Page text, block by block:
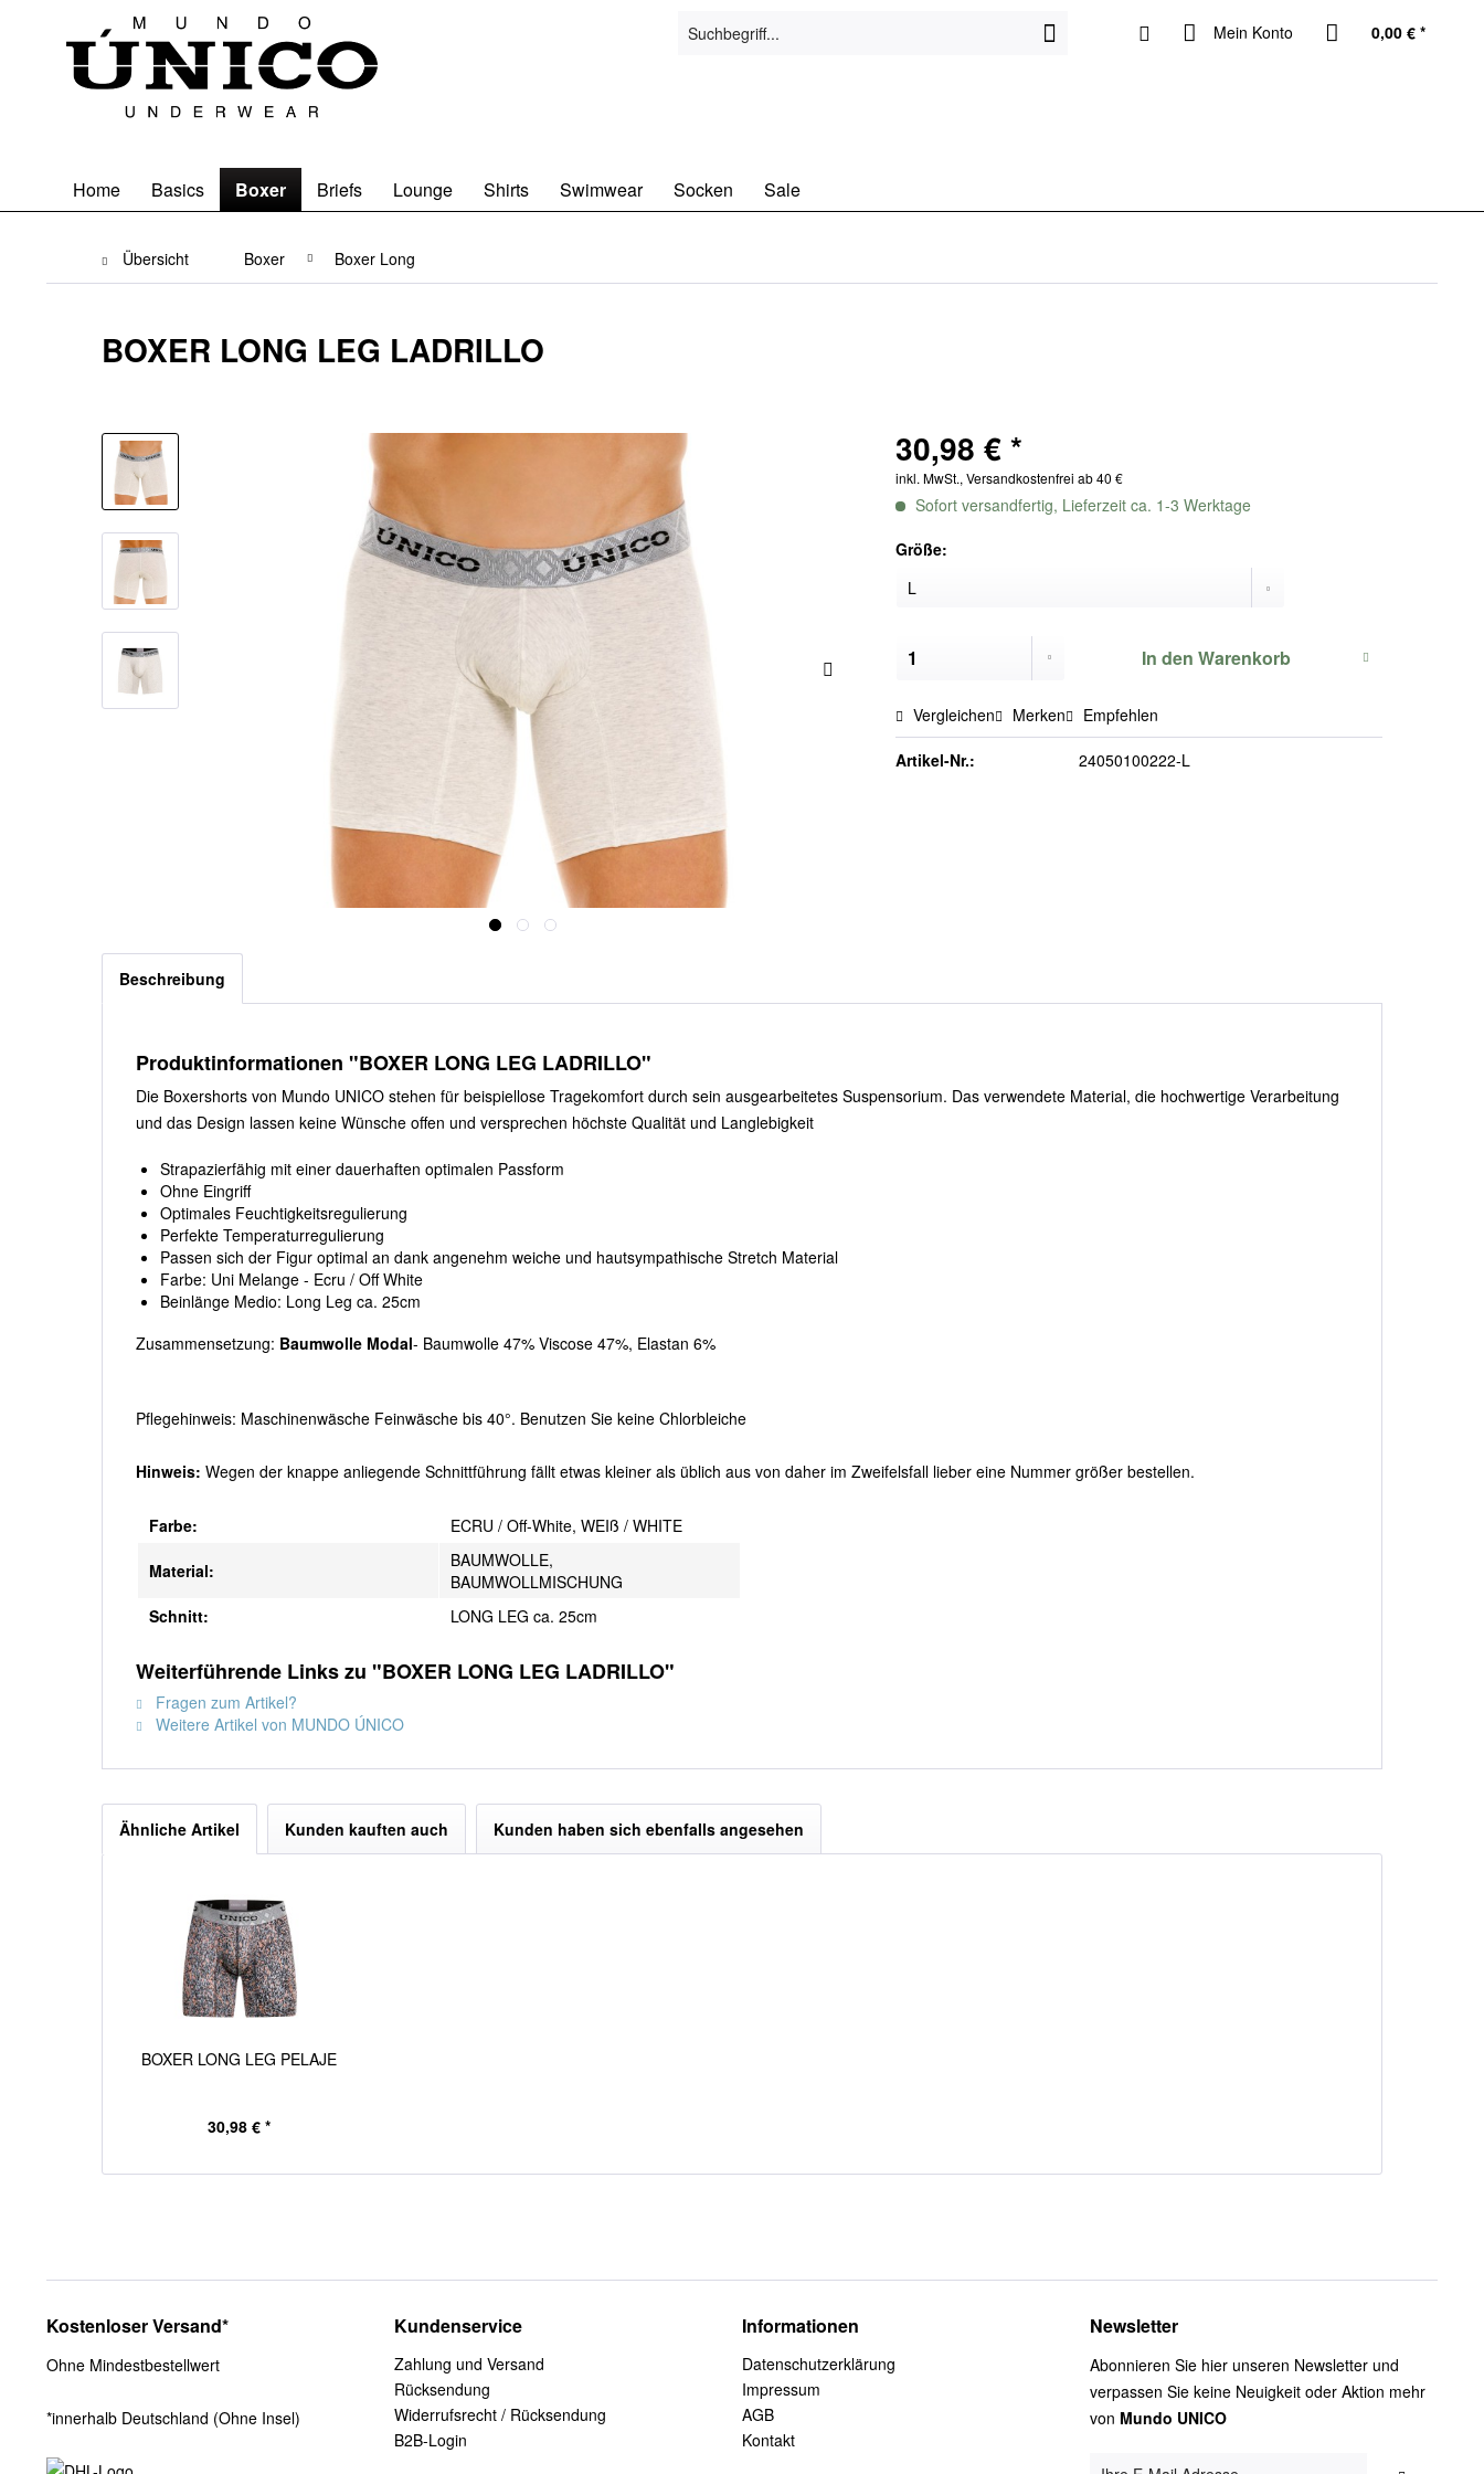
Mein Konto 0,00 € *
Home Basics Boxer Briefs Lounge Shirts Swimwear Socken Sale
Übersicht Boxer Boxer Long
BOXER LONG LEG LADRILLO
30,98 € *
inkl. MwSt., Versandkostenfrei ab 40 €
Sofort versandfertig, Lieferzeit ca. 1-3 Werktage
Größe:
In den Warenkorb
Vergleichen Merken Empfehlen
Artikel-Nr.: 24050100222-L
Beschreibung
Produktinformationen "BOXER LONG LEG LADRILLO"
Die Boxershorts von Mundo UNICO stehen für beispiellose Tragekomfort durch sein ausgearbeitetes Suspensorium. Das verwendete Material, die hochwertige Verarbeitung
und das Design lassen keine Wünsche offen und versprechen höchste Qualität und Langlebigkeit
Strapazierfähig mit einer dauerhaften optimalen Passform
Ohne Eingriff
Optimales Feuchtigkeitsregulierung
Perfekte Temperaturregulierung
Passen sich der Figur optimal an dank angenehm weiche und hautsympathische Stretch Material
Farbe: Uni Melange - Ecru / Off White
Beinlänge Medio: Long Leg ca. 25cm
Zusammensetzung: Baumwolle Modal- Baumwolle 47% Viscose 47%, Elastan 6%
Pflegehinweis: Maschinenwäsche Feinwäsche bis 40°. Benutzen Sie keine Chlorbleiche
Hinweis: Wegen der knappe anliegende Schnittführung fällt etwas kleiner als üblich aus von daher im Zweifelsfall lieber eine Nummer größer bestellen.
Farbe: ECRU / Off-White, WEIß / WHITE
Material:
BAUMWOLLE,
BAUMWOLLMISCHUNG
Schnitt:
LONG LEG ca. 25cm
Weiterführende Links zu "BOXER LONG LEG LADRILLO"
Fragen zum Artikel?
Weitere Artikel von MUNDO ÚNICO
Ähnliche Artikel Kunden kauften auch Kunden haben sich ebenfalls angesehen
BOXER LONG LEG PELAJE
30,98 € *
Kostenloser Versand*
Ohne Mindestbestellwert
*innerhalb Deutschland (Ohne Insel)
Kundenservice
Zahlung und Versand
Rücksendung
Widerrufsrecht / Rücksendung
B2B-Login
Informationen
Datenschutzerklärung
Impressum
AGB
Kontakt
Newsletter
Abonnieren Sie hier unseren Newsletter und
verpassen Sie keine Neuigkeit oder Aktion mehr
von Mundo UNICO